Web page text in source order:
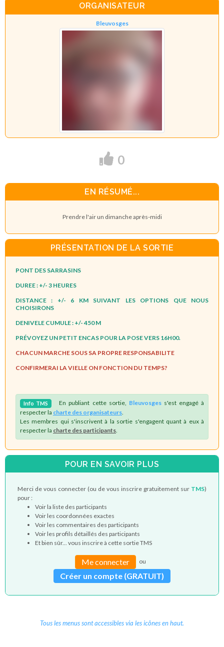
ORGANISATEUR
Bleuvosges
0
EN RÉSUMÉ...
Prendre l'air un dimanche après-midi
PRÉSENTATION DE LA SORTIE
PONT DES SARRASINS
DUREE : +/- 3 HEURES
DISTANCE : +/- 6 KM SUIVANT LES OPTIONS QUE NOUS
CHOISIRONS
DENIVELE CUMULE : +/- 450 M
PRÉVOYEZ UN PETIT ENCAS POUR LA POSE VERS 16H00.
CHACUN MARCHE SOUS SA PROPRE RESPONSABILITE
CONFIRMERAI LA VIELLE ON FONCTION DU TEMPS?
Info TMS En publiant cette sortie, Bleuvosgess'est engagé à
respecter la charte des organisateurs
Les membres qui s'inscrivent à la sortie s'engagent quant à eux à
respecter la charte des participants
POUR EN SAVOIR PLUS
Merci de vous connecter (ou de vous inscrire gratuitement sur TMS)
pour :
Voir la liste des participants
Voir les coordonnées exactes
Voir les commentaires des participants
Voir les profils détaillés des participants
Et bien sûr... vous inscrire à cette sortie TMS
Me connecter ou
Créer un compte (GRATUIT)
Tous les menus sont accessibles via les icônes en haut.